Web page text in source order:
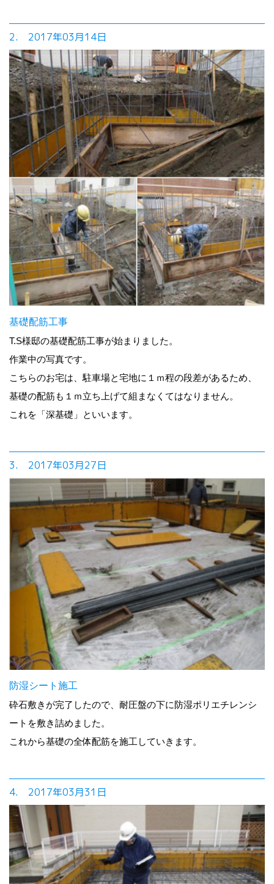
2. 2017年03月14日
基礎配筋工事
T.S様邸の基礎配筋工事が始まりました。
作業中の写真です。
こちらのお宅は、駐車場と宅地に１ｍ程の段差があるため、
基礎の配筋も１ｍ立ち上げて組まなくてはなりません。
これを「深基礎」といいます。
3. 2017年03月27日
防湿シート施工
砕石敷きが完了したので、耐圧盤の下に防湿ポリエチレンシ
ートを敷き詰めました。
これから基礎の全体配筋を施工していきます。
4. 2017年03月31日